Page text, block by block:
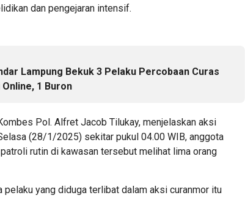
dan pengejaran intensif.
Lampung Bekuk 3 Pelaku Percobaan Curas
1 Buron
Pol. Alfret Jacob Tilukay, menjelaskan aksi
(28/1/2025) sekitar pukul 04.00 WIB, anggota
rutin di kawasan tersebut melihat lima orang
pelaku yang diduga terlibat dalam aksi curanmor itu